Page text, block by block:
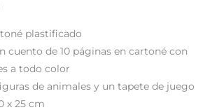
plastificado
cuento de 10 páginas en cartoné con
a todo color
de animales y un tapete de juego
x 25 cm